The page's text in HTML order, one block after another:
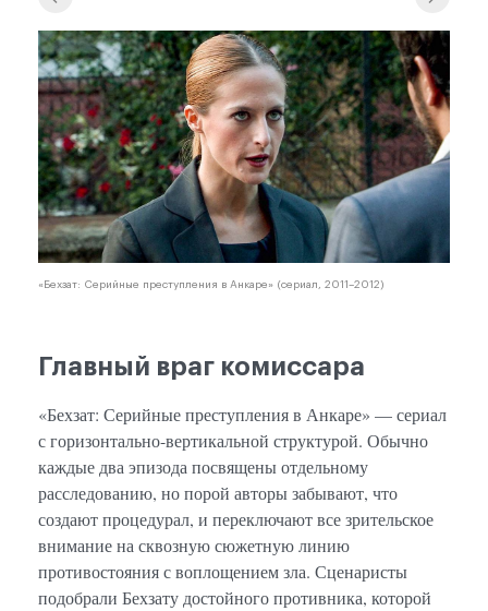
«Бехзат: Серийные преступления в Анкаре» (сериал, 2011–2012)
Главный враг комиссара
«Бехзат: Серийные преступления в Анкаре» — сериал
с горизонтально-вертикальной структурой. Обычно
каждые два эпизода посвящены отдельному
расследованию, но порой авторы забывают, что
создают процедурал, и переключают все зрительское
внимание на сквозную сюжетную линию
противостояния с воплощением зла. Сценаристы
подобрали Бехзату достойного противника, которой